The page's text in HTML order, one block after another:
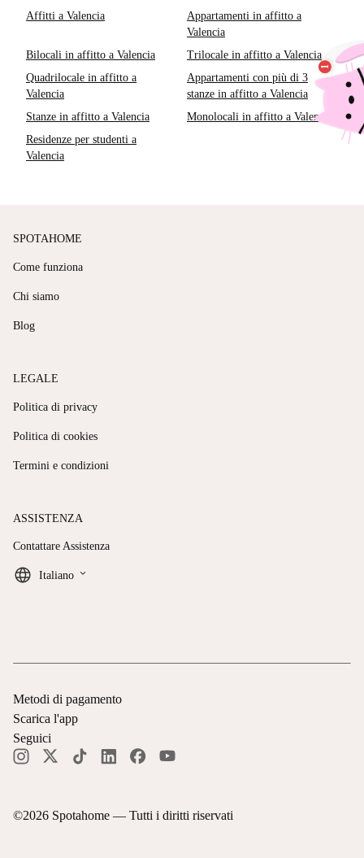
Affitti a Valencia
Appartamenti in affitto a
Valencia
Bilocali in affitto a Valencia
Trilocale in affitto a Valencia
Quadrilocale in affitto a
Valencia
Appartamenti con più di 3
stanze in affitto a Valencia
Stanze in affitto a Valencia
Monolocali in affitto a Valencia
Residenze per studenti a
Valencia
SPOTAHOME
Come funziona
Chi siamo
Blog
LEGALE
Politica di privacy
Politica di cookies
Termini e condizioni
ASSISTENZA
Contattare Assistenza
Italiano keyboard_arrow_down
©2026 Spotahome — Tutti i diritti riservati
Metodi di pagamento
Scarica l'app
Seguici